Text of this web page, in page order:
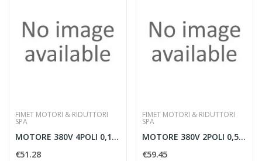
FIMET MOTORI & RIDUTTORI
SPA
MOTORE 380V 4POLI 0,18KW B3
€51.28
FIMET MOTORI & RIDUTTORI
SPA
MOTORE 380V 2POLI 0,55KW B3
€59.45